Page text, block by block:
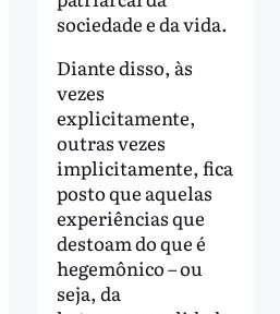
sociedade e da vida.
Diante disso, às
vezes
explicitamente,
outras vezes
implicitamente, fica
posto que aquelas
experiências que
destoam do que é
hegemônico – ou
seja, da